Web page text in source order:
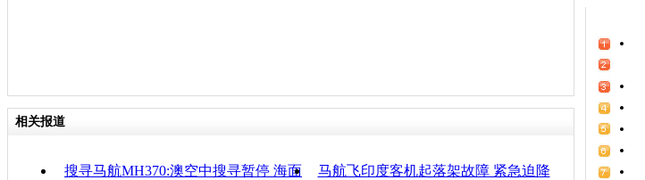
相关报道
搜寻马航MH370:澳空中搜寻暂停 海面
马航飞印度客机起落架故障 紧急迫降